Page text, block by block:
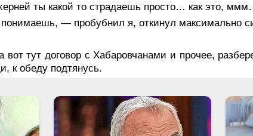
ты какой то страдаешь просто… как это,
— пробубнил я, откинул максимально
тут договор с Хабаровчанами и прочее,
к обеду подтянусь.